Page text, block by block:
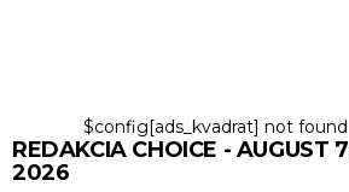
$config[ads_kvadrat] not found
REDAKCIA CHOICE - AUGUST
2026